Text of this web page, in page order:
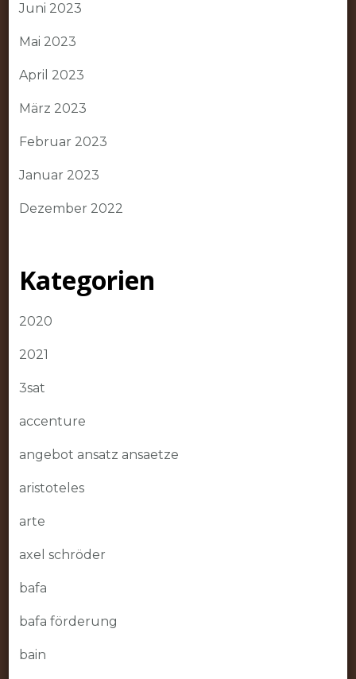
Juni 2023
Mai 2023
April 2023
März 2023
Februar 2023
Januar 2023
Dezember 2022
Kategorien
2020
2021
3sat
accenture
angebot ansatz ansaetze
aristoteles
arte
axel schröder
bafa
bafa förderung
bain